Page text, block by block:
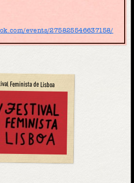
events/275825546637158/
Feminista de Lisboa